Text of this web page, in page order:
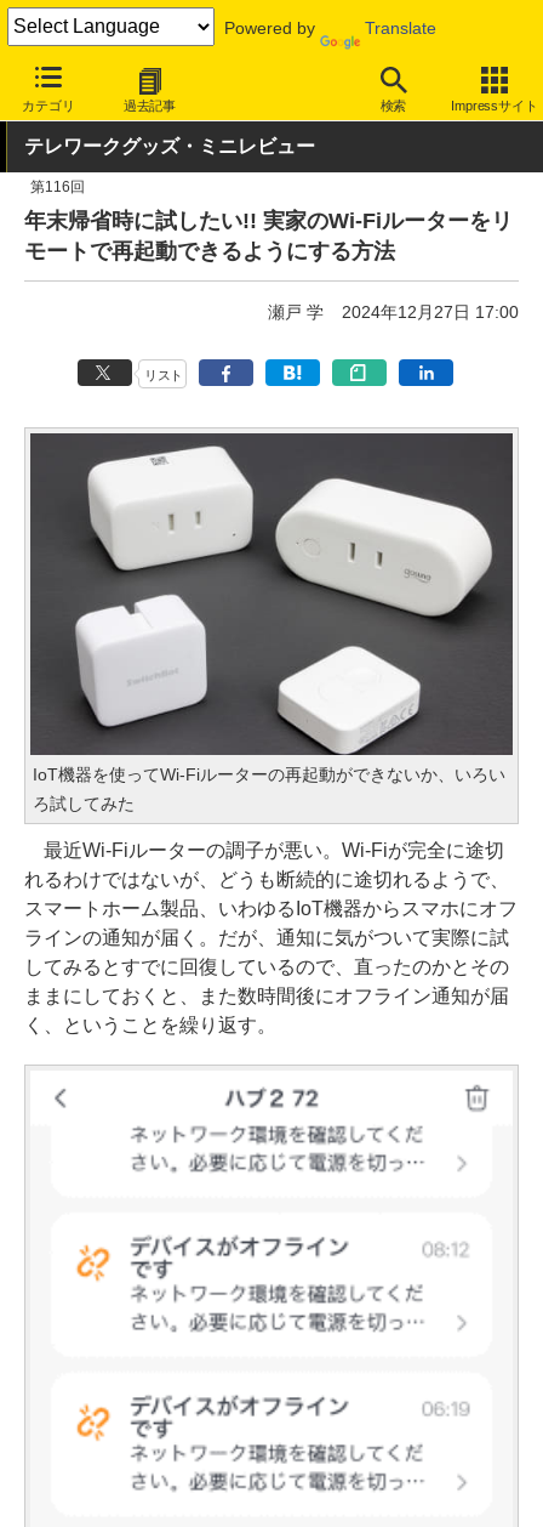
Powered by Translate
カテゴリ 過去記事 検索 Impressサイト
INTERNET Watch トピック テレワーク
テレワークグッズ・ミニレビュー
第116回
年末帰省時に試したい!! 実家のWi-Fiルーターをリ
モートで再起動できるようにする方法
瀬戸 学 2024年12月27日 17:00
リスト
IoT機器を使ってWi-Fiルーターの再起動ができないか、いろい
ろ試してみた
最近Wi-Fiルーターの調子が悪い。Wi-Fiが完全に途切
れるわけではないが、どうも断続的に途切れるようで、
スマートホーム製品、いわゆるIoT機器からスマホにオフ
ラインの通知が届く。だが、通知に気がついて実際に試
してみるとすでに回復しているので、直ったのかとその
ままにしておくと、また数時間後にオフライン通知が届
く、ということを繰り返す。